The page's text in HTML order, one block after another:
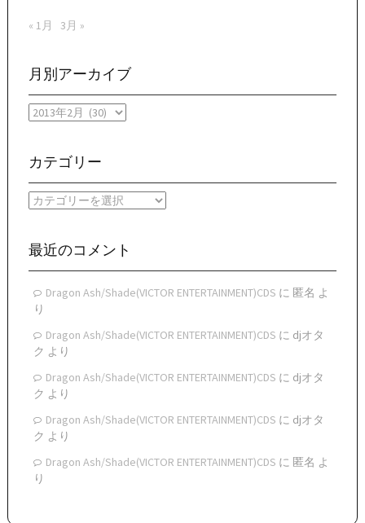
« 1月 3月 »
月別アーカイブ
月
ー
イ
ブ
カテゴリー
カ
リ
最近のコメント
Dragon Ash/Shade(VICTOR ENTERTAINMENT)CDS に 匿名 よ
り
Dragon Ash/Shade(VICTOR ENTERTAINMENT)CDS に djオタ
ク より
Dragon Ash/Shade(VICTOR ENTERTAINMENT)CDS に djオタ
ク より
Dragon Ash/Shade(VICTOR ENTERTAINMENT)CDS に djオタ
ク より
Dragon Ash/Shade(VICTOR ENTERTAINMENT)CDS に 匿名 よ
り